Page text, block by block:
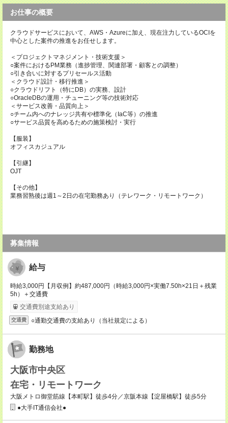
お仕事の概要
クラウドサービスにおいて、AWS・Azureに加え、現在注力しているOCIを
中心とした案件の推進をお任せします。
＜プロジェクトマネジメント・技術支援＞
○案件におけるPM業務（進捗管理、関連部署・顧客との調整）
○引き合いに対するプリセールス活動
＜クラウド設計・移行推進＞
○クラウドリフト（特にDB）の実務、設計
○OracleDBの運用・チューニング等の技術対応
＜サービス改善・品質向上＞
○チーム内へのナレッジ共有や標準化（IaC等）の推進
○サービス品質を高めるための施策検討・実行
【服装】
オフィスカジュアル
【引継】
OJT
【その他】
業務習熟後は週1～2日の在宅勤務あり（テレワーク・リモートワーク）
募集情報
給与
時給3,000円【月収例】約487,000円（時給3,000円×実働7.50h×21日＋残業
5h）＋交通費
交通費別途支給あり
交通費 ○通勤交通費の支給あり（当社規定による）
勤務地
大阪市中央区
在宅・リモートワーク
大阪メトロ御堂筋線【本町駅】徒歩4分／京阪本線【淀屋橋駅】徒歩5分
●大手IT通信会社●